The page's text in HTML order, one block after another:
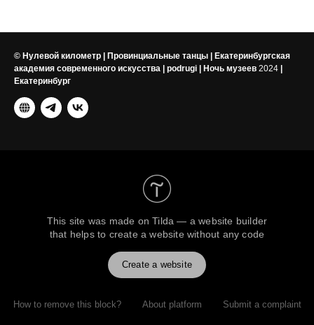
© Нулевой километр | Провинциальные танцы | Екатеринбургская
академия современного искусства | podrugi | Ночь музеев 2024
Екатеринбург
This site was made onTilda — a website builder
that helps to create a website without any code
Create a website
How to remove this block? About platform Submit a complaint